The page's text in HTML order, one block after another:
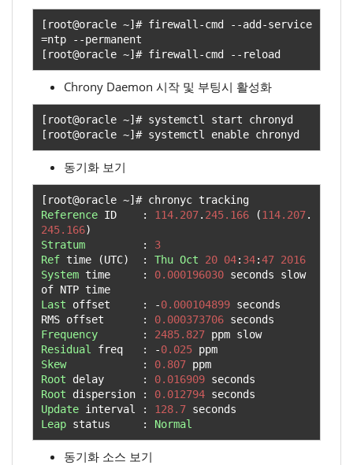
[ root@oracle ~]# firewall -cmd --add-service
=ntp --
[ root@oracle ~]# firewall -cmd -- reload
Chrony Daemon 시작 및 부팅시 활성화
[ root@oracle ~]#
[ root@oracle ~]# systemctl enable chronyd
동기화 보기
[ root@oracle ~]#
Reference ID : 114.207. 245.166 (114.207.
245.166)
Stratum
:
3
Ref time (UTC) : Thu Oct 20 04: 34:47 2016
System time : 0.000196030 seconds slow
Last offset : -0.000104899 seconds
RMS offset
: 0.000373706
Frequency
: 2485.827
Residual
freq : -0.025
Skew
: 0.807
Root delay : 0.016909
Root dispersion : 0.012794
Update interval : 128.7
Leap status : Normal
동기화 소스 보기